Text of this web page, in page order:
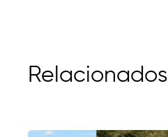
Relacionados